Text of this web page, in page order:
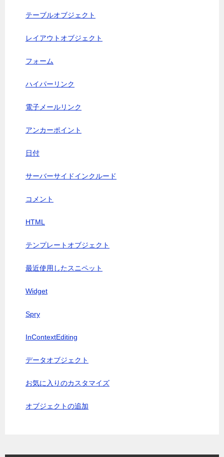
テーブルオブジェクト
レイアウトオブジェクト
フォーム
ハイパーリンク
電子メールリンク
アンカーポイント
日付
サーバーサイドインクルード
コメント
HTML
テンプレートオブジェクト
最近使用したスニペット
Widget
Spry
InContextEditing
データオブジェクト
お気に入りのカスタマイズ
オブジェクトの追加